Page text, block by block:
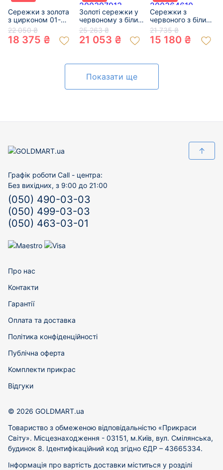
Сережки з золота
з цирконом 01-
200761985
22 050 ₴
18 375 ₴
Золоті сережки у
червоному з білим
кольорі з
цирконом 01-
200397913
25 263 ₴
21 053 ₴
Сережки з
червоного з білим
золота з цирконом
«Квітка» 01-
200364610
21 735 ₴
15 180 ₴
Показати ще
↑
Графік роботи Call - центра:
Без вихідних, з 9:00 до 21:00
(050) 490-03-03
(050) 499-03-03
(050) 463-03-01
Про нас
Контакти
Гарантії
Оплата та доставка
Політика конфіденційності
Публічна оферта
Комплекти прикрас
Відгуки
© 2026 GOLDMART.ua
Товариство з обмеженою відповідальністю «Прикраси
Світу». Місцезнаходження - 03151, м.Київ, вул. Смілянська,
будинок 8. Ідентифікаційний код згідно ЄДР – 43665334.
Інформація про вартість доставки міститься у розділі